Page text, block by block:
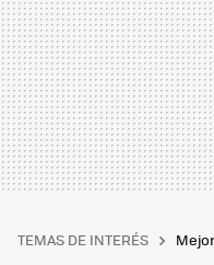
TEMAS DE INTERÉS